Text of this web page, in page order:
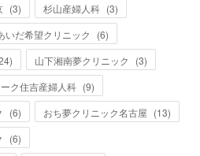
(3) 杉山産婦人科 (3)
いだ希望クリニック (6)
) 山下湘南夢クリニック (3)
ク住吉産婦人科 (9)
(6) おち夢クリニック名古屋 (13)
(6)